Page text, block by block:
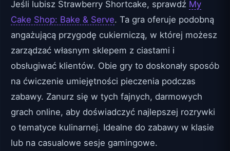
Jeśli lubisz Strawberry Shortcake, sprawdź My
Cake Shop: Bake & Serve. Ta gra oferuje podobną
angażującą przygodę cukierniczą, w której możesz
zarządzać własnym sklepem z ciastami i
obsługiwać klientów. Obie gry to doskonały sposób
na ćwiczenie umiejętności pieczenia podczas
zabawy. Zanurz się w tych fajnych, darmowych
grach online, aby doświadczyć najlepszej rozrywki
o tematyce kulinarnej. Idealne do zabawy w klasie
lub na casualowe sesje gamingowe.